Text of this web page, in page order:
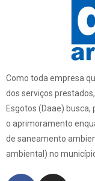
Como toda empresa
dos serviços
Esgotos (Daae)
o aprimoramento
de saneamento
ambiental) no